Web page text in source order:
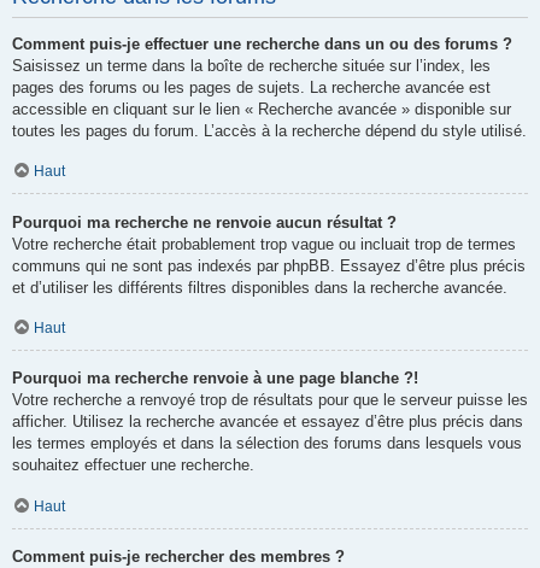
Comment puis-je effectuer une recherche dans un ou des forums ?
Saisissez un terme dans la boîte de recherche située sur l’index, les
pages des forums ou les pages de sujets. La recherche avancée est
accessible en cliquant sur le lien « Recherche avancée » disponible sur
toutes les pages du forum. L’accès à la recherche dépend du style utilisé.
Haut
Pourquoi ma recherche ne renvoie aucun résultat ?
Votre recherche était probablement trop vague ou incluait trop de termes
communs qui ne sont pas indexés par phpBB. Essayez d’être plus précis
et d’utiliser les différents filtres disponibles dans la recherche avancée.
Haut
Pourquoi ma recherche renvoie à une page blanche ?!
Votre recherche a renvoyé trop de résultats pour que le serveur puisse les
afficher. Utilisez la recherche avancée et essayez d’être plus précis dans
les termes employés et dans la sélection des forums dans lesquels vous
souhaitez effectuer une recherche.
Haut
Comment puis-je rechercher des membres ?